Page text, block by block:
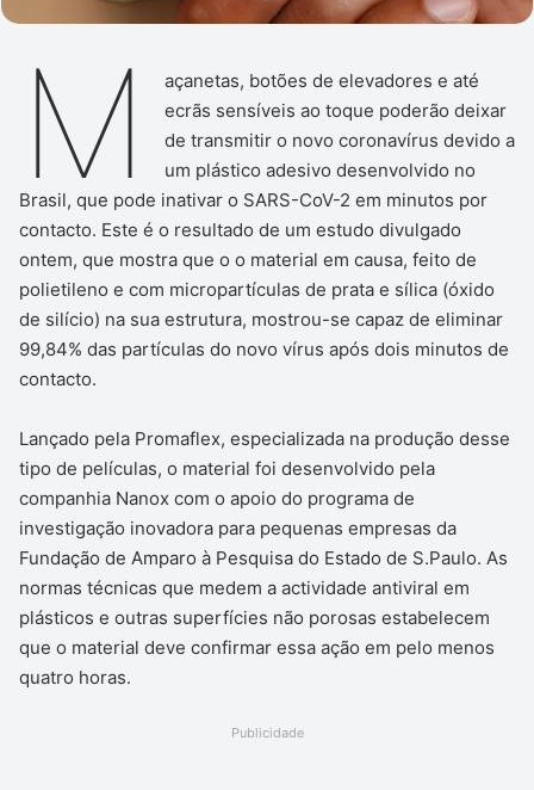
M
açanetas, botões de elevadores e até
ecrãs sensíveis ao toque poderão deixar
de transmitir o novo coronavírus devido a
um plástico adesivo desenvolvido no
Brasil, que pode inativar o SARS-CoV-2 em minutos por
contacto. Este é o resultado de um estudo divulgado
ontem, que mostra que o o material em causa, feito de
polietileno e com micropartículas de prata e sílica (óxido
de silício) na sua estrutura, mostrou-se capaz de eliminar
99,84% das partículas do novo vírus após dois minutos de
contacto.
Lançado pela Promaflex, especializada na produção desse
tipo de películas, o material foi desenvolvido pela
companhia Nanox com o apoio do programa de
investigação inovadora para pequenas empresas da
Fundação de Amparo à Pesquisa do Estado de S.Paulo. As
normas técnicas que medem a actividade antiviral em
plásticos e outras superfícies não porosas estabelecem
que o material deve confirmar essa ação em pelo menos
quatro horas.
Publicidade